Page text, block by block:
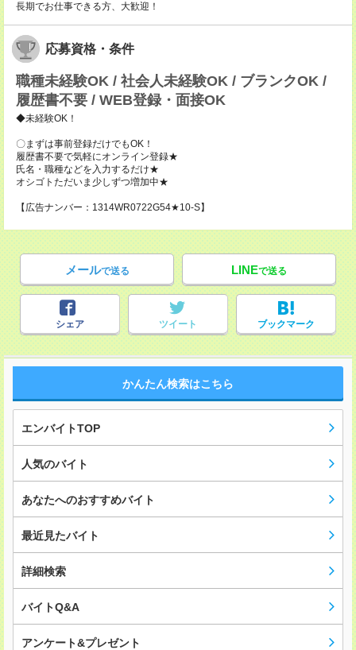
長期でお仕事できる方、大歓迎！
応募資格・条件
職種未経験OK / 社会人未経験OK / ブランクOK /
履歴書不要 / WEB登録・面接OK
◆未経験OK！
〇まずは事前登録だけでもOK！
履歴書不要で気軽にオンライン登録★
氏名・職種などを入力するだけ★
オシゴトただいま少しずつ増加中★
【広告ナンバー：1314WR0722G54★10-S】
メールで送る LINEで送る
シェア ツイート ブックマーク
かんたん検索はこちら
エンバイトTOP
人気のバイト
あなたへのおすすめバイト
最近見たバイト
詳細検索
バイトQ&A
アンケート&プレゼント